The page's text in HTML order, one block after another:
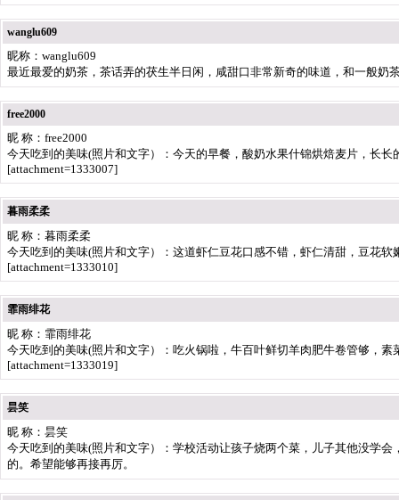
wanglu609
昵称：wanglu609
最近最爱的奶茶，茶话弄的茯生半日闲，咸甜口非常新奇的味道，和一般奶
free2000
昵 称：free2000
今天吃到的美味(照片和文字）：今天的早餐，酸奶水果什锦烘焙麦片，长
[attachment=1333007]
暮雨柔柔
昵 称：暮雨柔柔
今天吃到的美味(照片和文字）：这道虾仁豆花口感不错，虾仁清甜，豆花
[attachment=1333010]
霏雨绯花
昵 称：霏雨绯花
今天吃到的美味(照片和文字）：吃火锅啦，牛百叶鲜切羊肉肥牛卷管够，
[attachment=1333019]
昙笑
昵 称：昙笑
今天吃到的美味(照片和文字）：学校活动让孩子烧两个菜，儿子其他没学
的。希望能够再接再厉。